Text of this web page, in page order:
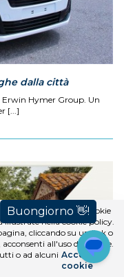
dalla città
Hymer Group. Un
[...]
si avvalgono di cookie
nella cookie policy.
cliccando su un link o
all'uso dei cookie.
o ad alcuni Accetta i
cookie